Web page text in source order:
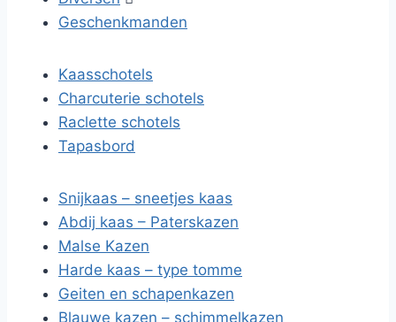
Geschenkmanden
Kaasschotels
Charcuterie schotels
Raclette schotels
Tapasbord
Snijkaas – sneetjes kaas
Abdij kaas – Paterskazen
Malse Kazen
Harde kaas – type tomme
Geiten en schapenkazen
Blauwe kazen – schimmelkazen